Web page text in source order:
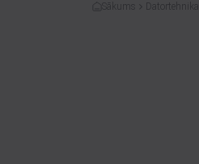
Sākums Datortehnika